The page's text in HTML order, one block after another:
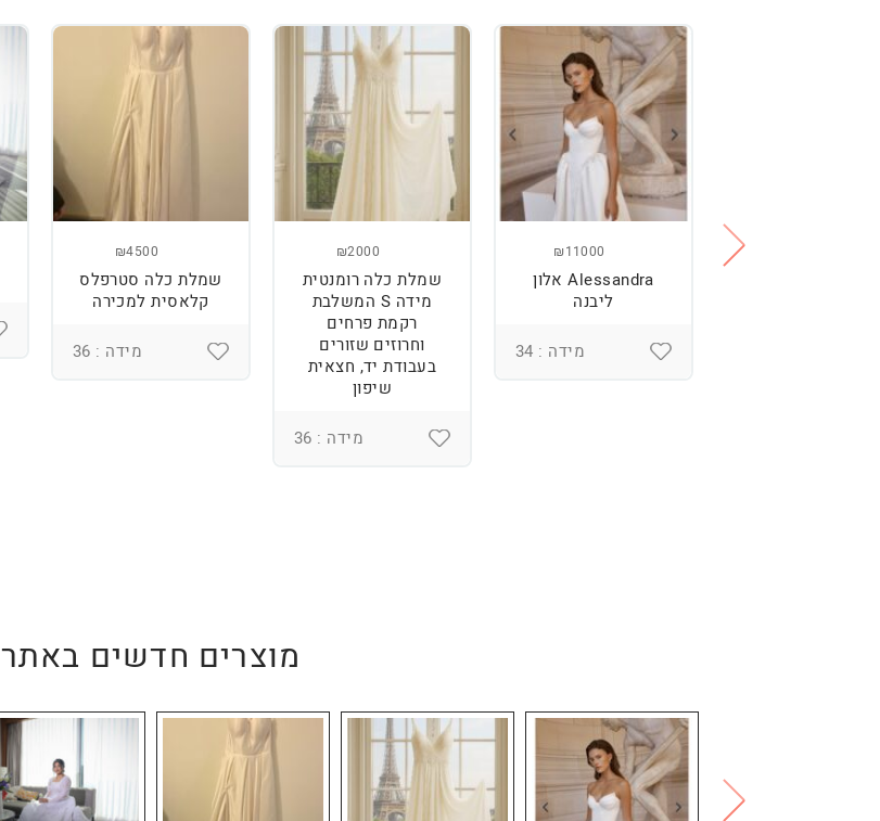
₪11000
Alessandra אלון
ליבנה
מידה : 34
₪2000
שמלת כלה רומנטית
מידה S המשלבת
רקמת פרחים
וחרוזים שזורים
בעבודת יד, חצאית
שיפון
מידה : 36
₪4500
שמלת כלה סטרפלס
קלאסית למכירה
מידה : 36
מוצרים חדשים באתר